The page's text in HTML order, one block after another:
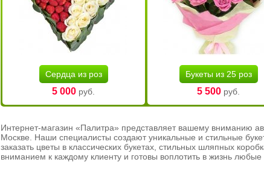
Сердца из роз
5 000 руб.
Букеты из 25 роз
5 500 руб.
Интернет-магазин «Палитра» представляет вашему вниманию
Москве. Наши специалисты создают уникальные и стильные
заказать цветы в классических букетах, стильных шляпных
вниманием к каждому клиенту и готовы воплотить в жизнь